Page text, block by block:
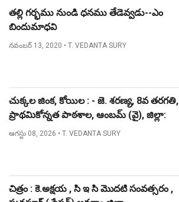
తల్లి గర్భము నుండి ధనము తేడెవ్వడు--ఎం
బిందుమాధవి
నవంబర్ 13, 2020 • T. VEDANTA SURY
చుక్కల జింక, కోయిల : - జె. శరణ్య, 8వ తరగతి,
ప్రాథమికోన్నత పాఠశాల, ఆంబమ్ (వై), జిల్లా:
నిజామాబాద్.
ఆగస్టు 08, 2026 • T. VEDANTA SURY
చిత్రం : కె.అక్షయ , సి ఇ సి మొదటి సంవత్సరం ,